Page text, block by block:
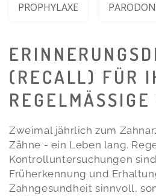
PROPHYLAXE
(RECALL) FÜR
REGELMÄSSIGE
Zweimal jährlich zum
Zähne - ein Leben lang.
Kontrolluntersuchungen
Früherkennung und
Zahngesundheit sinnvoll,